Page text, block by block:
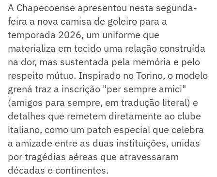
A Chapecoense apresentou nesta segunda-
feira a nova camisa de goleiro para a
temporada 2026, um uniforme que
materializa em tecido uma relação construída
na dor, mas sustentada pela memória e pelo
respeito mútuo. Inspirado no Torino, o modelo
grená traz a inscrição "per sempre amici"
(amigos para sempre, em tradução literal) e
detalhes que remetem diretamente ao clube
italiano, como um patch especial que celebra
a amizade entre as duas instituições, unidas
por tragédias aéreas que atravessaram
décadas e continentes.